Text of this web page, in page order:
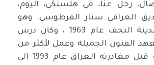
رحل عنا، في هلسنكي، اليوم،
العراقي ستار الفرطوسي. وهو
من مواليد مدينة النجف عام 1963 ، وكان درس
الفنون الجميلة وعمل لأكثر من
عشر سنوات قبل مغادرته العراق عام 1993 الى